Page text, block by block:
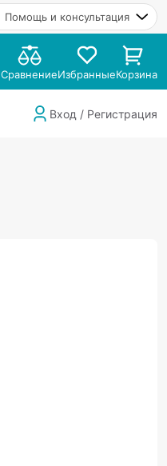
Помощь и консультация
СравнениеИзбранныеКорзина
Вход / Регистрация